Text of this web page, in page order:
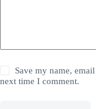
Save my name,
next time I comment.